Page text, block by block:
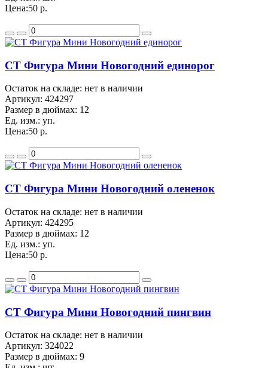
Цена:50 р.
CT Фигура Мини Новогодний единорог
Остаток на складе: нет в наличии
Артикул: 424297
Размер в дюймах: 12
Ед. изм.: уп.
Цена:50 р.
CT Фигура Мини Новогодний олененок
Остаток на складе: нет в наличии
Артикул: 424295
Размер в дюймах: 12
Ед. изм.: уп.
Цена:50 р.
CT Фигура Мини Новогодний пингвин
Остаток на складе: нет в наличии
Артикул: 324022
Размер в дюймах: 9